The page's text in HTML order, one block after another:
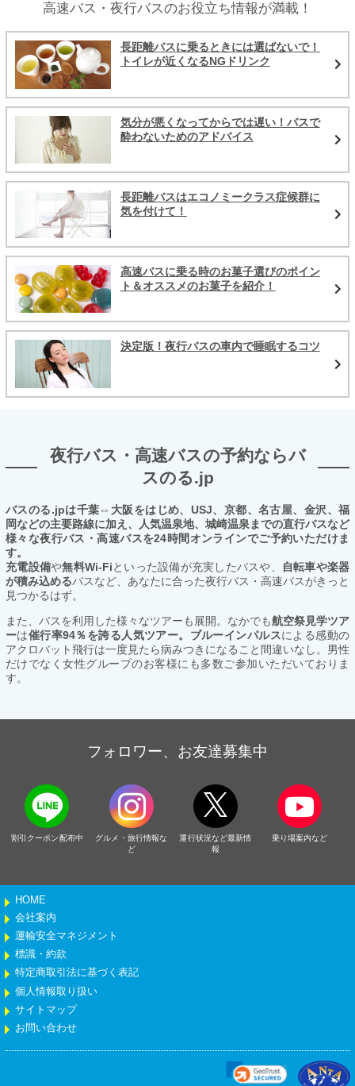
高速バス・夜行バスのお役立ち情報が満載！
長距離バスに乗るときには選ばないで！
トイレが近くなるNGドリンク
気分が悪くなってからでは遅い！バスで
酔わないためのアドバイス
長距離バスはエコノミークラス症候群に
気を付けて！
高速バスに乗る時のお菓子選びのポイン
ト＆オススメのお菓子を紹介！
決定版！夜行バスの車内で睡眠するコツ
夜行バス・高速バスの予約ならバ
スのる.jp
バスのる.jpは千葉⇔大阪をはじめ、USJ、京都、名古屋、金沢、福
岡などの主要路線に加え、人気温泉地、城崎温泉までの直行バスなど
様々な夜行バス・高速バスを24時間オンラインでご予約いただけま
す。
充電設備や無料Wi-Fiといった設備が充実したバスや、
自転車や楽器
が積み込めるバスなど、あなたに合った夜行バス・高速バスがきっと
見つかるはず。
また、バスを利用した様々なツアーも展開。なかでも航空祭見学ツア
ーは催行率94％を誇る人気ツアー。ブルーインパルスによる感動の
アクロバット飛行は一度見たら病みつきになること間違いなし。男性
だけでなく女性グループのお客様にも多数ご参加いただいておりま
す。
フォロワー、お友達募集中
割引クーポン配布中
グルメ・旅行情報な
ど
運行状況など最新情
報
乗り場案内など
HOME
会社案内
運輸安全マネジメント
標識・約款
特定商取引法に基づく表記
個人情報取り扱い
サイトマップ
お問い合わせ